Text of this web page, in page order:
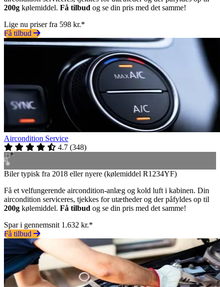
200g kølemiddel. Få tilbud og se din pris med det samme!
Lige nu priser fra 598 kr.*
Få tilbud
Aircondition Service
4.7 (348)
Biler typisk fra 2018 eller nyere (kølemiddel R1234YF)
Få et velfungerende aircondition-anlæg og kold luft i kabinen. Din
aircondition serviceres, tjekkes for utætheder og der påfyldes op til
200g kølemiddel. Få tilbud og se din pris med det samme!
Spar i gennemsnit 1.632 kr.*
Få tilbud